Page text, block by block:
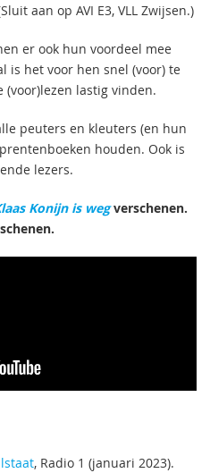
aan op AVI E3, VLL Zwijsen.)
er ook hun voordeel mee
is het voor hen snel (voor) te
lastig vinden.
peuters en kleuters (en hun
houden. Ook is
lezers.
Konijn is wegverschenen.
, Radio 1 (januari 2023).